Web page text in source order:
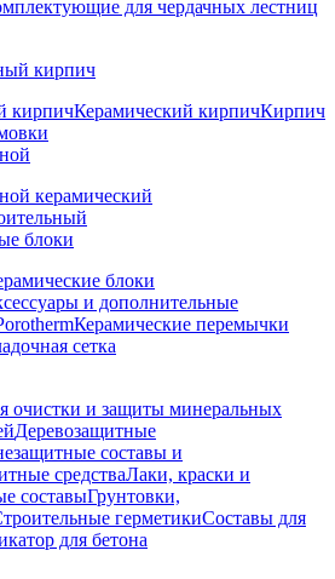
для чердачных лестниц
кирпич
кирпичКерамический кирпичКирпич
керамический
блоки
блоки
и дополнительные
Керамические перемычки
сетка
очистки и защиты минеральных
Деревозащитные
составы и
средстваЛаки, краски и
составыГрунтовки,
герметикиСоставы для
для бетона